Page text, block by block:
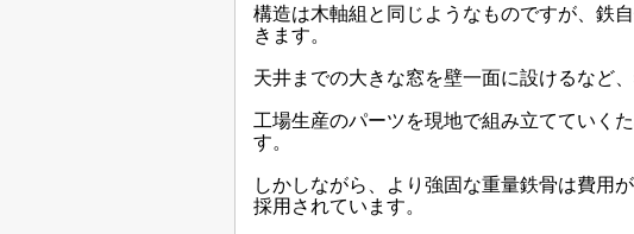
構造は木軸組と同じようなものですが、鉄
きます。
天井までの大きな窓を壁一面に設けるなど
工場生産のパーツを現地で組み立てていく
す。
しかしながら、より強固な重量鉄骨は費用
採用されています。